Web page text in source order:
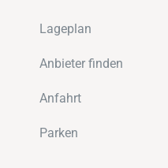
Lageplan
Anbieter finden
Anfahrt
Parken